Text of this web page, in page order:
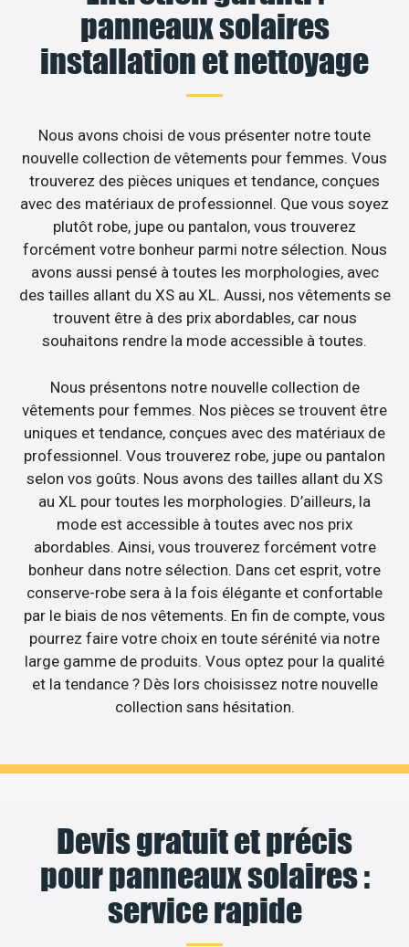
panneaux solaires
installation et nettoyage
Nous avons choisi de vous présenter notre toute
nouvelle collection de vêtements pour femmes. Vous
trouverez des pièces uniques et tendance, conçues
avec des matériaux de professionnel. Que vous soyez
plutôt robe, jupe ou pantalon, vous trouverez
forcément votre bonheur parmi notre sélection. Nous
avons aussi pensé à toutes les morphologies, avec
des tailles allant du XS au XL. Aussi, nos vêtements se
trouvent être à des prix abordables, car nous
souhaitons rendre la mode accessible à toutes.
Nous présentons notre nouvelle collection de
vêtements pour femmes. Nos pièces se trouvent être
uniques et tendance, conçues avec des matériaux de
professionnel. Vous trouverez robe, jupe ou pantalon
selon vos goûts. Nous avons des tailles allant du XS
au XL pour toutes les morphologies. D’ailleurs, la
mode est accessible à toutes avec nos prix
abordables. Ainsi, vous trouverez forcément votre
bonheur dans notre sélection. Dans cet esprit, votre
conserve-robe sera à la fois élégante et confortable
par le biais de nos vêtements. En fin de compte, vous
pourrez faire votre choix en toute sérénité via notre
large gamme de produits. Vous optez pour la qualité
et la tendance ? Dès lors choisissez notre nouvelle
collection sans hésitation.
Devis gratuit et précis
pour panneaux solaires :
service rapide